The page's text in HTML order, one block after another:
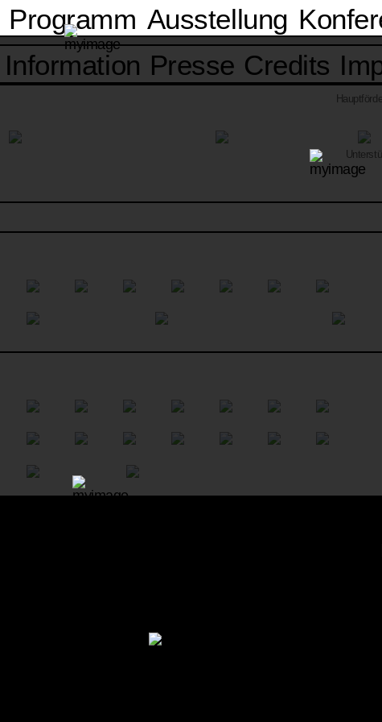
Programm Ausstellung
Information Presse Credits